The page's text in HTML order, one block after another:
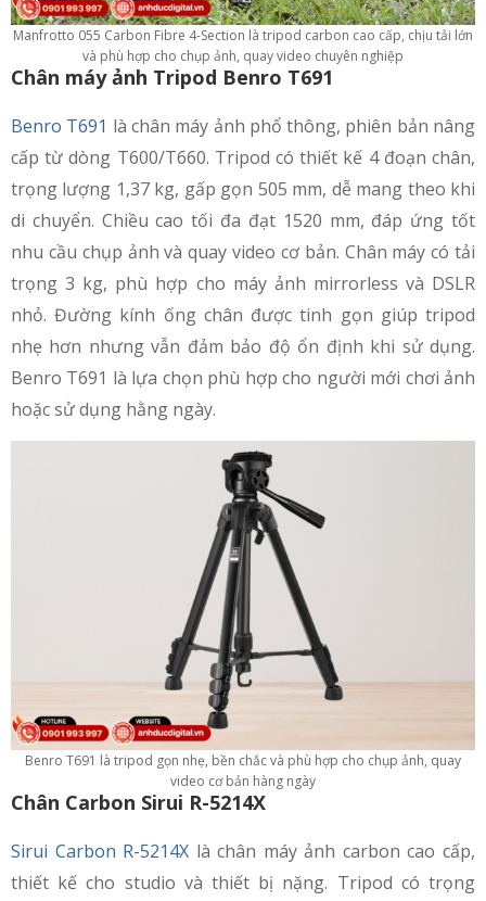
Manfrotto 055 Carbon Fibre 4-Section là tripod carbon cao cấp, chịu tải lớn
và phù hợp cho chụp ảnh, quay video chuyên nghiệp
Chân máy ảnh Tripod Benro T691
Benro T691 là chân máy ảnh phổ thông, phiên bản nâng
cấp từ dòng T600/T660. Tripod có thiết kế 4 đoạn chân,
trọng lượng 1,37 kg, gấp gọn 505 mm, dễ mang theo khi
di chuyển. Chiều cao tối đa đạt 1520 mm, đáp ứng tốt
nhu cầu chụp ảnh và quay video cơ bản. Chân máy có tải
trọng 3 kg, phù hợp cho máy ảnh mirrorless và DSLR
nhỏ. Đường kính ống chân được tinh gọn giúp tripod
nhẹ hơn nhưng vẫn đảm bảo độ ổn định khi sử dụng.
Benro T691 là lựa chọn phù hợp cho người mới chơi ảnh
hoặc sử dụng hằng ngày.
Benro T691 là tripod gọn nhẹ, bền chắc và phù hợp cho chụp ảnh, quay
video cơ bản hàng ngày
Chân Carbon Sirui R-5214X
Sirui Carbon R-5214X là chân máy ảnh carbon cao cấp,
thiết kế cho studio và thiết bị nặng. Tripod có trọng